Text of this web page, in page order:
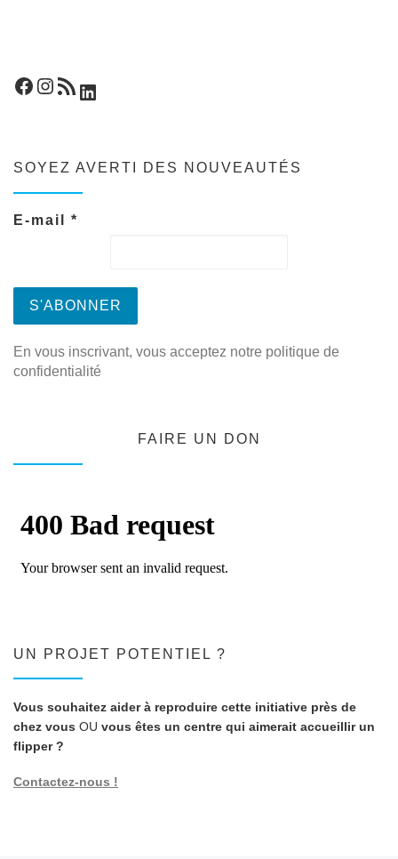
Facebook
Instagram
Flux RSS
LinkedIn
SOYEZ AVERTI DES NOUVEAUTÉS
E-mail *
En vous inscrivant, vous acceptez notre politique de
confidentialité
FAIRE UN DON
UN PROJET POTENTIEL ?
Vous souhaitez aider à reproduire cette initiative près de
chez vous OU vous êtes un centre qui aimerait accueillir un
flipper ?
Contactez-nous !